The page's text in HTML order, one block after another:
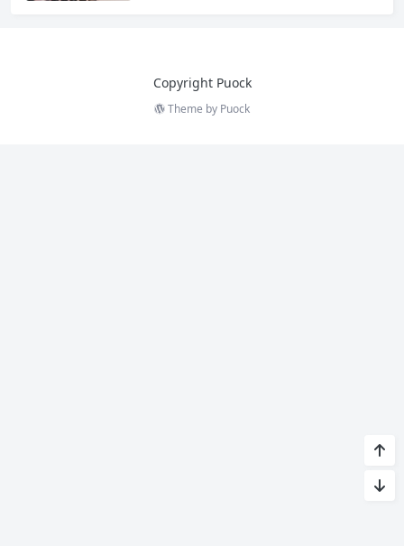
Copyright Puock
Theme by Puock